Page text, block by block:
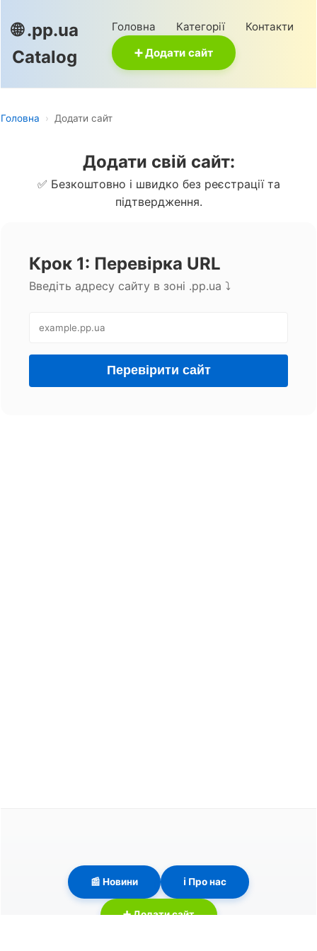
🌐 .pp.ua
Catalog
Головна Категорії
Контакти
➕ Додати сайт
Головна › Додати сайт
Додати свій сайт:
✅ Безкоштовно і швидко без реєстрації та
підтвердження.
Крок 1: Перевірка URL
Введіть адресу сайту в зоні .pp.ua ⤵️
Перевірити сайт
📰 Новини ℹ️ Про нас
➕ Додати сайт